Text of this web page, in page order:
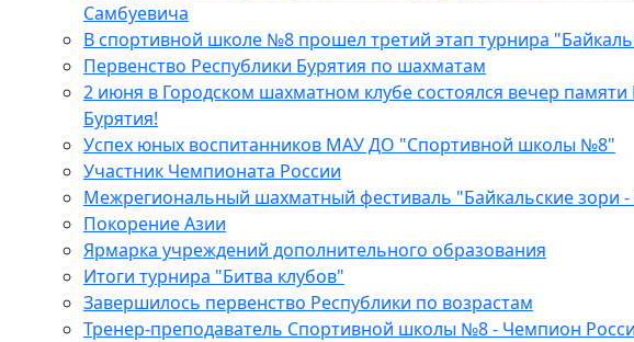
Самбуевича
В спортивной школе №8 прошел третий этап турнира
Первенство Республики Бурятия по шахматам
2 июня в Городском шахматном клубе состоялся вечер
Бурятия!
Успех юных воспитанников МАУ ДО "Спортивной школы №8"
Участник Чемпионата России
Межрегиональный шахматный фестиваль "Байкальские зори -
Покорение Азии
Ярмарка учреждений дополнительного образования
Итоги турнира "Битва клубов"
Завершилось первенство Республики по возрастам
Тренер-преподаватель Спортивной школы №8 - Чемпион